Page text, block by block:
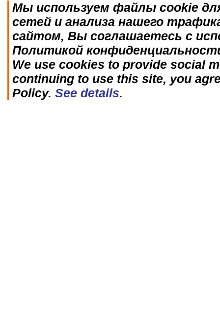
Мы используем файлы cookie
сетей и анализа нашего
сайтом, Вы соглашаетесь с
Политикой
We use cookies to provide social
continuing to use this site, you
Policy. See details.